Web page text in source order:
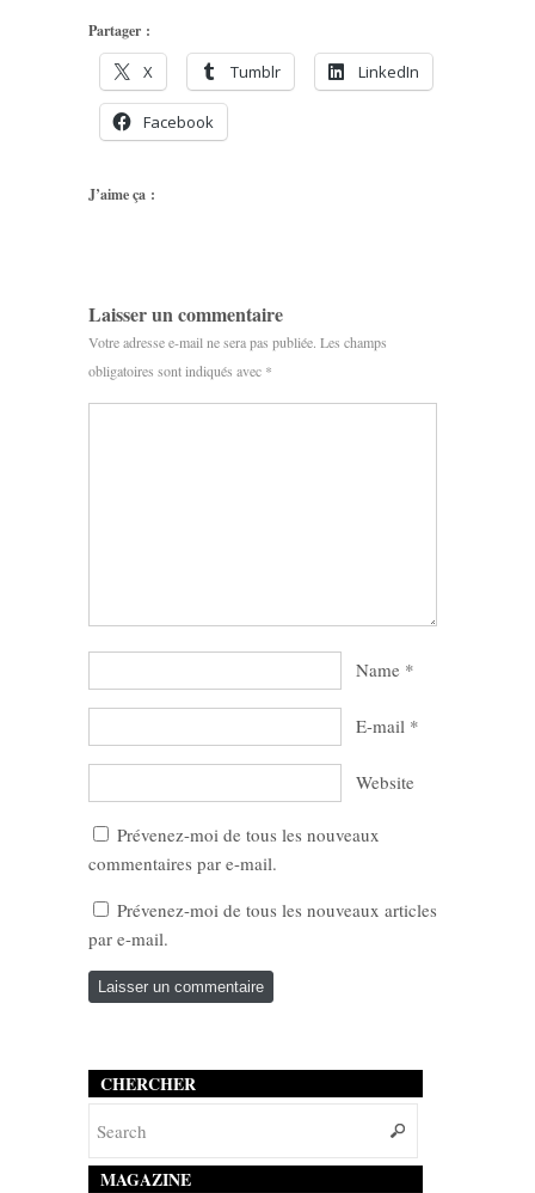
Partager :
X Tumblr LinkedIn
Facebook
J’aime ça :
Laisser un commentaire
Votre adresse e-mail ne sera pas publiée. Les champs
obligatoires sont indiqués avec *
Name *
E-mail *
Website
Prévenez-moi de tous les nouveaux
commentaires par e-mail.
Prévenez-moi de tous les nouveaux articles
par e-mail.
CHERCHER
MAGAZINE